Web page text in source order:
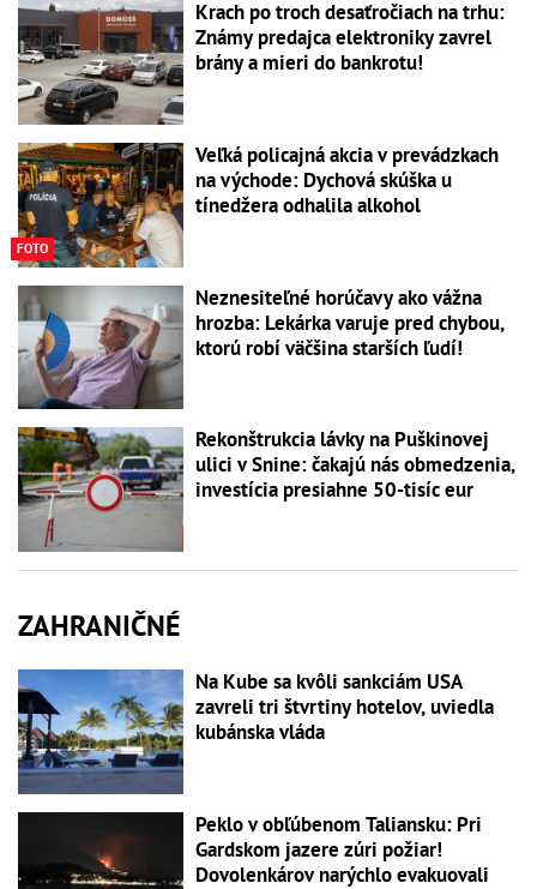
Krach po troch desaťročiach na trhu:
Známy predajca elektroniky zavrel
brány a mieri do bankrotu!
FOTO
Veľká policajná akcia v prevádzkach
na východe: Dychová skúška u
tínedžera odhalila alkohol
Neznesiteľné horúčavy ako vážna
hrozba: Lekárka varuje pred chybou,
ktorú robí väčšina starších ľudí!
Rekonštrukcia lávky na Puškinovej
ulici v Snine: čakajú nás obmedzenia,
investícia presiahne 50-tisíc eur
ZAHRANIČNÉ
Na Kube sa kvôli sankciám USA
zavreli tri štvrtiny hotelov, uviedla
kubánska vláda
Peklo v obľúbenom Taliansku: Pri
Gardskom jazere zúri požiar!
Dovolenkárov narýchlo evakuovali